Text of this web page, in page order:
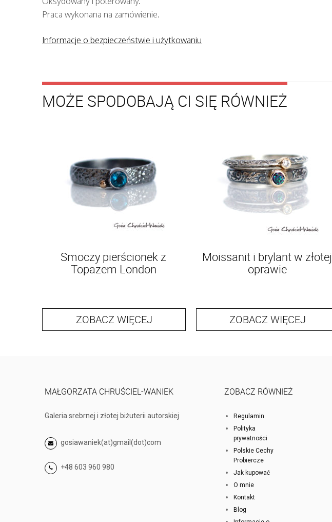
Praca wykonana na zamówienie.
Informacje o bezpieczeństwie i użytkowaniu
MOŻE SPODOBAJĄ CI SIĘ RÓWNIEŻ
Smoczy pierścionek z
Topazem London
ZOBACZ WIĘCEJ
Moissanit i brylant w złotej
oprawie
ZOBACZ WIĘCEJ
MAŁGORZATA CHRUŚCIEL-WANIEK
Galeria srebrnej i złotej biżuterii autorskiej
gosiawaniek(at)gmail(dot)com
+48 603 960 980
ZOBACZ RÓWNIEŻ
Regulamin
Polityka
prywatności
Polskie Cechy
Probiercze
Jak kupować
O mnie
Kontakt
Blog